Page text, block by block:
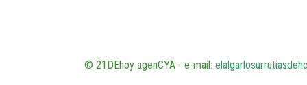
© 21DEhoy agenCYA - e-mail: